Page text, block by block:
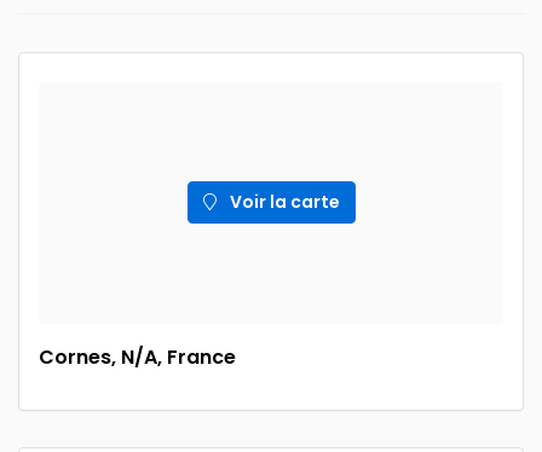
Voir la carte
Cornes, N/A, France